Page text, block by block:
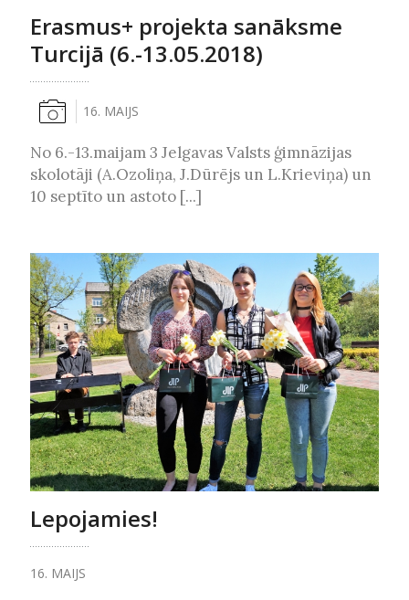
Erasmus+ projekta sanāksme
Turcijā (6.-13.05.2018)
16. MAIJS
No 6.-13.maijam 3 Jelgavas Valsts ģimnāzijas
skolotāji (A.Ozoliņa, J.Dūrējs un L.Krieviņa) un
10 septīto un astoto [...]
Lepojamies!
16. MAIJS